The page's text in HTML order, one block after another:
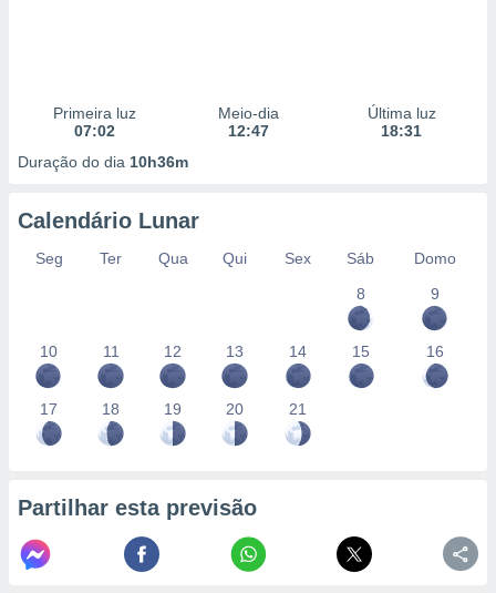
Primeira luz
07:02
Meio-dia
12:47
Última luz
18:31
Duração do dia 10h36m
Calendário Lunar
Seg Ter Qua Qui Sex Sáb
Domo
8
9
10 11 12 13 14 15 16
17 18 19 20 21
Partilhar esta previsão